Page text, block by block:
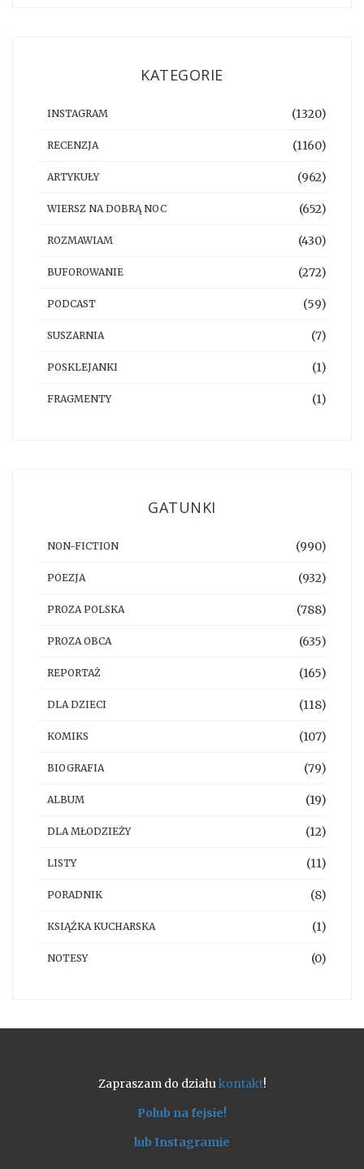
KATEGORIE
INSTAGRAM (1320)
RECENZJA (1160)
ARTYKUŁY (962)
WIERSZ NA DOBRĄ NOC (652)
ROZMAWIAM (430)
BUFOROWANIE (272)
PODCAST (59)
SUSZARNIA (7)
POSKLEJANKI (1)
FRAGMENTY (1)
GATUNKI
NON-FICTION (990)
POEZJA (932)
PROZA POLSKA (788)
PROZA OBCA (635)
REPORTAŻ (165)
DLA DZIECI (118)
KOMIKS (107)
BIOGRAFIA (79)
ALBUM (19)
DLA MŁODZIEŻY (12)
LISTY (11)
PORADNIK (8)
KSIĄŻKA KUCHARSKA (1)
NOTESY (0)
Zapraszam do działukontakt!
Polub na fejsie!
lub Instagramie